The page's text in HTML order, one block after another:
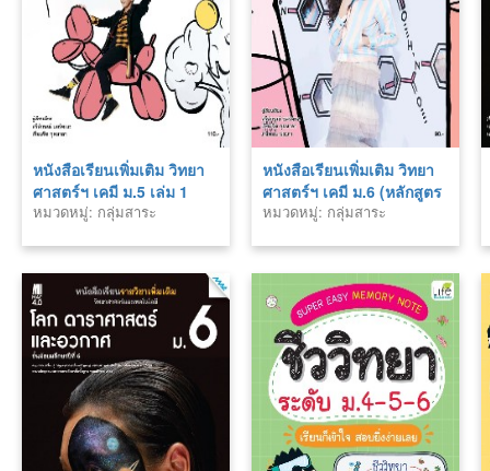
หนังสือเรียนเพิ่มเติม วิทยา
ศาสตร์ฯ เคมี ม.5 เล่ม 1
(หลักสูตร 60)
หมวดหมู่: กลุ่มสาระ
หนังสือเรียนเพิ่มเติม วิทยา
ศาสตร์ฯ เคมี ม.6 (หลักสูตร
60)
หมวดหมู่: กลุ่มสาระ